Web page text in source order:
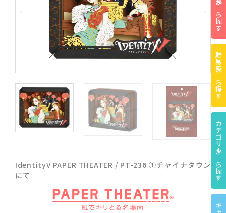
IdentityV PAPER THEATER / PT-236 ①チャイナタウン
にて
難易度から探す
カテゴリーから探す